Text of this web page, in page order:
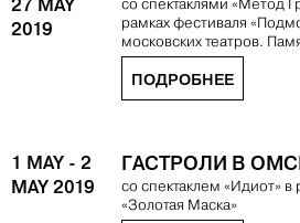
27 MAY
2019
со спектаклями «Метод
рамках фестиваля
московских театров.
ПОДРОБНЕЕ
1 MAY - 2
MAY 2019
ГАСТРОЛИ В
со спектаклем «Идиот» в
«Золотая Маска»